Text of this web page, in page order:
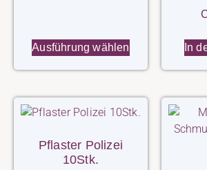
Ausführung wählen In
Pflaster Polizei
10Stk.